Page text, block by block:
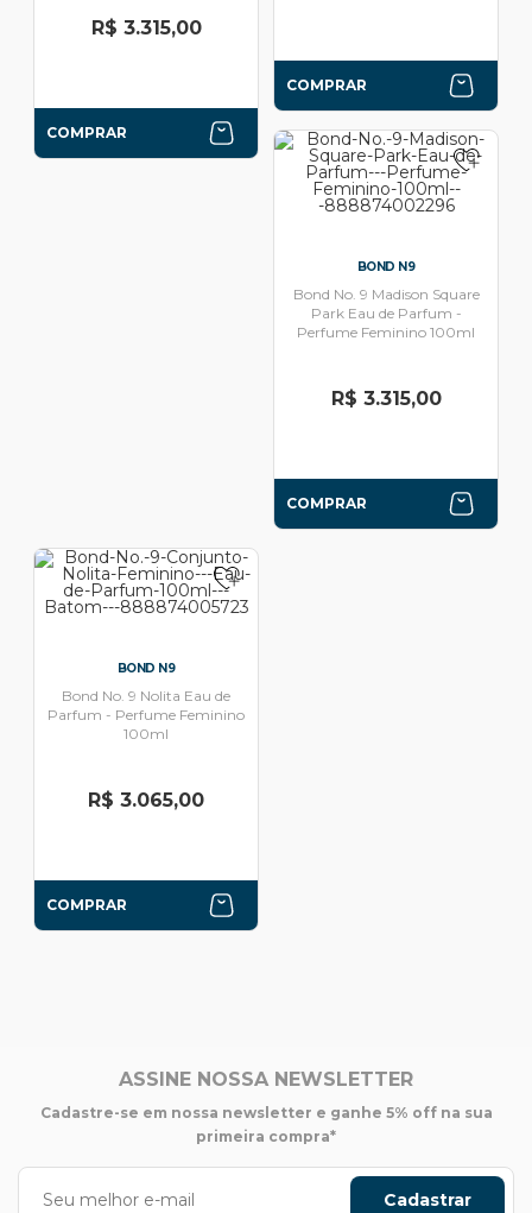
R$ 3.315,00
COMPRAR
COMPRAR
BOND N9
Bond No. 9 Madison Square
Park Eau de Parfum -
Perfume Feminino 100ml
R$ 3.315,00
COMPRAR
BOND N9
Bond No. 9 Nolita Eau de
Parfum - Perfume Feminino
100ml
R$ 3.065,00
COMPRAR
ASSINE NOSSA NEWSLETTER
Cadastre-se em nossa newsletter e ganhe 5% off na sua
primeira compra*
Cadastrar